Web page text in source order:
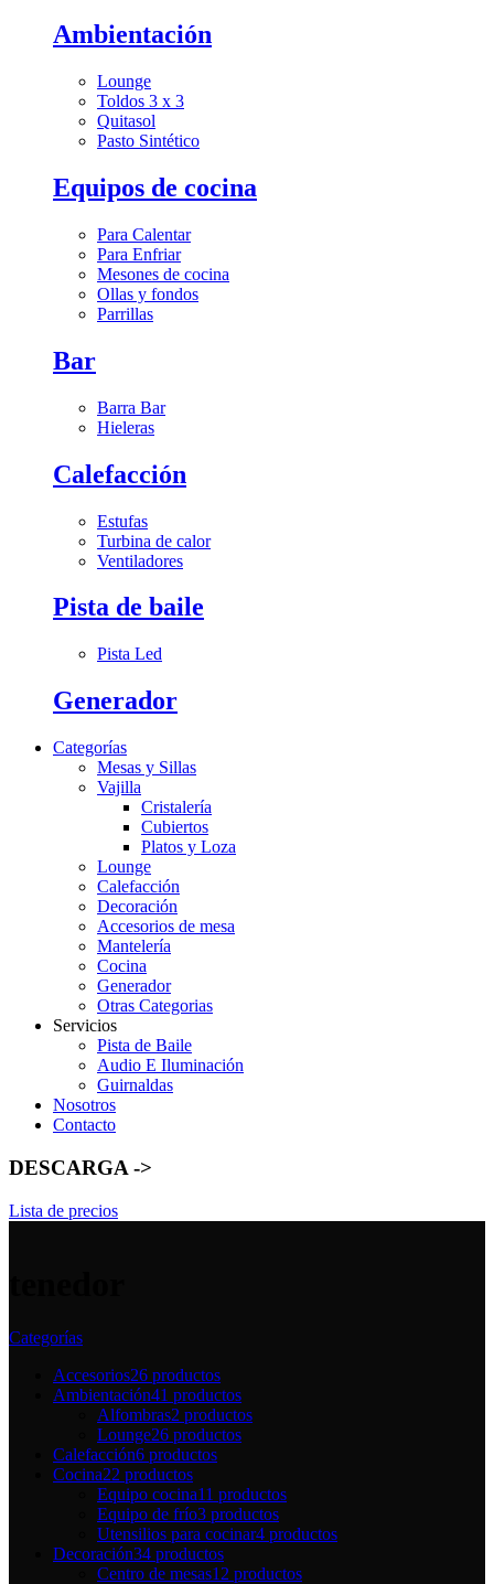
Ambientación
Lounge
Toldos 3 x 3
Quitasol
Pasto Sintético
Equipos de cocina
Para Calentar
Para Enfriar
Mesones de cocina
Ollas y fondos
Parrillas
Bar
Barra Bar
Hieleras
Calefacción
Estufas
Turbina de calor
Ventiladores
Pista de baile
Pista Led
Generador
Categorías
Mesas y Sillas
Vajilla
Cristalería
Cubiertos
Platos y Loza
Lounge
Calefacción
Decoración
Accesorios de mesa
Mantelería
Cocina
Generador
Otras Categorias
Servicios
Pista de Baile
Audio E Iluminación
Guirnaldas
Nosotros
Contacto
DESCARGA ->
Lista de precios
Categorías
Accesorios26 productos
Ambientación41 productos
Alfombras2 productos
Lounge26 productos
Calefacción6 productos
Cocina22 productos
Equipo cocina11 productos
Equipo de frío3 productos
Utensilios para cocinar4 productos
Decoración34 productos
Centro de mesas12 productos